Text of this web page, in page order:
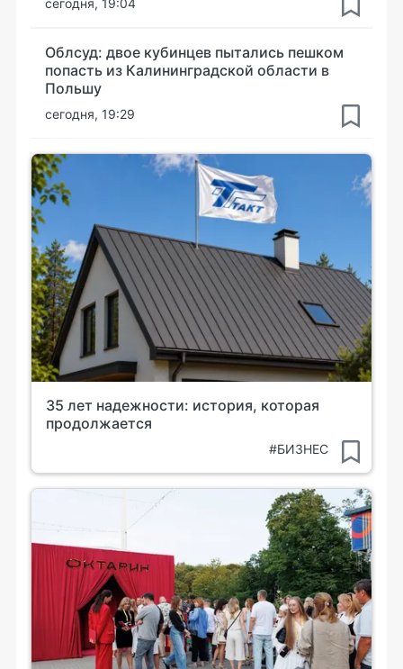
сегодня, 19:04
Облсуд: двое кубинцев пытались пешком
попасть из Калининградской области в
Польшу
сегодня, 19:29
35 лет надежности: история, которая
продолжается
#БИЗНЕС